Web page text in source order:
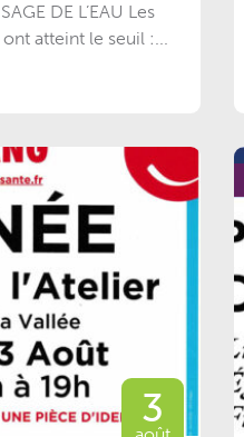
DE L’EAU Les
atteint le seuil :...
3